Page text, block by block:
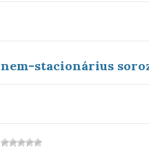
nem-stacionárius